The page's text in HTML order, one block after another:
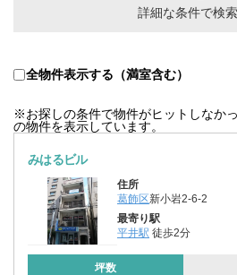
詳細な条件で検
全物件表示する（満室含む）
※お探しの条件で物件がヒットしなか
の物件を表示しています。
みはるビル
住所
葛飾区新小岩2-6-2
最寄り駅
平井駅 徒歩2分
坪数